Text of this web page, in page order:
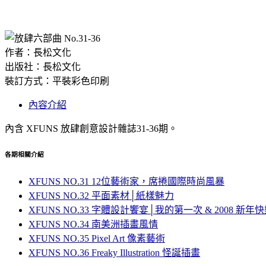
作者：長松文化
出版社：長松文化
裝訂方式：平裝彩色印刷
內容介紹
內含 XFUNS 放肆創意設計雜誌31-36期。
各期相關介紹
XFUNS NO.31 12位藝術家，席捲國際時尚風暴
XFUNS NO.32 平面素材│紙樣魅力
XFUNS NO.33 字體設計饗宴│我的第一次 & 2008 新年快
XFUNS NO.34 南美洲插畫風情
XFUNS NO.35 Pixel Art 像素藝術
XFUNS NO.36 Freaky Illustration 怪誕插畫